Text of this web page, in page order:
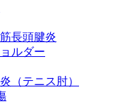
筋長頭腱炎
ルダー
（テニス肘）